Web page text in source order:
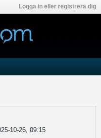
Logga in eller registrera dig
10-26, 09:15